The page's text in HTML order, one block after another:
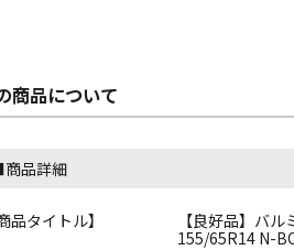
商品について
品詳細
品タイトル】
【良好品】バ
155/65R14 N-